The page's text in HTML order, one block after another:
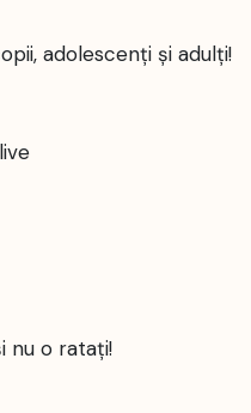
adolescenți şi adulţi!
nu o ratați!